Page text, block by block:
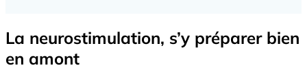
La neurostimulation, s’y préparer bien
en amont